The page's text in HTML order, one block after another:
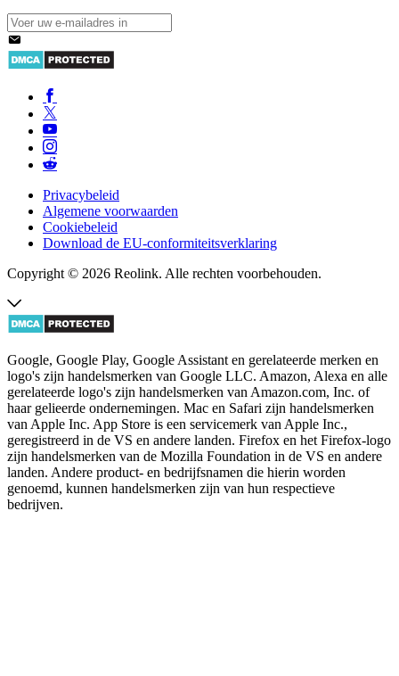
Privacybeleid
Algemene voorwaarden
Cookiebeleid
Download de EU-conformiteitsverklaring
Copyright © 2026 Reolink. Alle rechten voorbehouden.
Google, Google Play, Google Assistant en gerelateerde merken en
logo's zijn handelsmerken van Google LLC. Amazon, Alexa en alle
gerelateerde logo's zijn handelsmerken van Amazon.com, Inc. of
haar gelieerde ondernemingen. Mac en Safari zijn handelsmerken
van Apple Inc. App Store is een servicemerk van Apple Inc.,
geregistreerd in de VS en andere landen. Firefox en het Firefox-logo
zijn handelsmerken van de Mozilla Foundation in de VS en andere
landen. Andere product- en bedrijfsnamen die hierin worden
genoemd, kunnen handelsmerken zijn van hun respectieve
bedrijven.